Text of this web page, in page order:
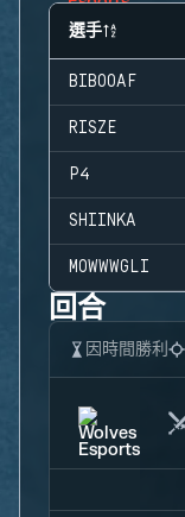
選手
BIBOOAF
RISZE
P4
SHIINKA
MOWWWGLI
回合
因時間勝利